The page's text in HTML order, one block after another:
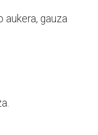
aukera, gauza